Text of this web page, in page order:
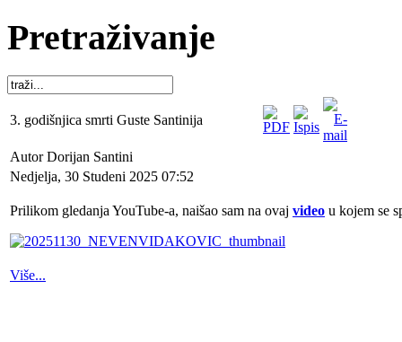
Pretraživanje
3. godišnjica smrti Guste Santinija
Autor Dorijan Santini
Nedjelja, 30 Studeni 2025 07:52
Prilikom gledanja YouTube-a, naišao sam na ovaj video u kojem se
Više...